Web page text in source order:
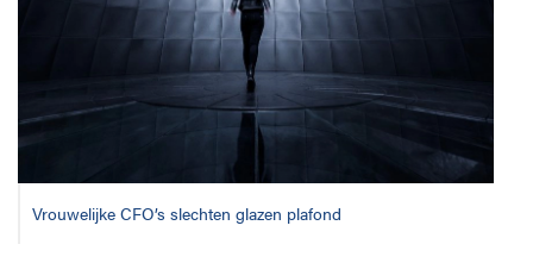
Vrouwelijke CFO’s slechten glazen plafond